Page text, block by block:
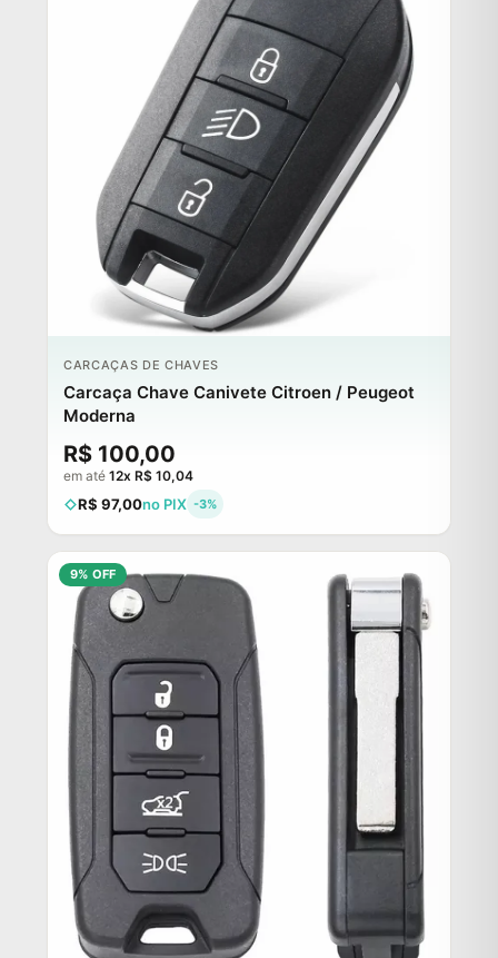
CARCAÇAS DE CHAVES
Carcaça Chave Canivete Citroen / Peugeot
Moderna
R$ 100,00
em até 12x R$ 10,04
R$ 97,00no PIX -3%
9% OFF